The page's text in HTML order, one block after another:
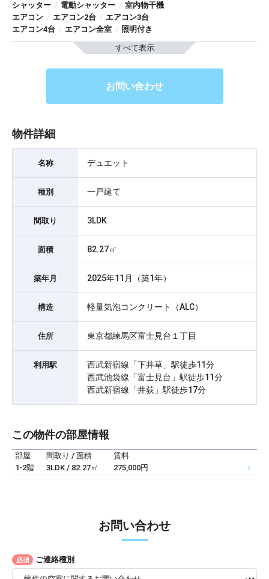
シャッター / 電動シャッター / 室内物干機
エアコン / エアコン2台 / エアコン3台
エアコン4台 / エアコン全室 / 照明付き
すべて表示
お問い合わせ
物件詳細
名称 デュエット
種別 一戸建て
間取り 3LDK
面積 82.27㎡
築年月 2025年11月（築1年）
構造 軽量気泡コンクリート（ALC）
住所 東京都練馬区富士見台１丁目
利用駅
西武新宿線「下井草」駅徒歩11分
西武池袋線「富士見台」駅徒歩11分
西武新宿線「井荻」駅徒歩17分
この物件の部屋情報
部屋 間取り / 面積
賃料
1-2階
3LDK / 82.27㎡ 275,000円
お問い合わせ
必須 ご連絡種別